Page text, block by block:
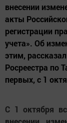
внесении
акты
регистрации
учета». Об
этим,
Росреестра по
первых, с 1
С 1 октября